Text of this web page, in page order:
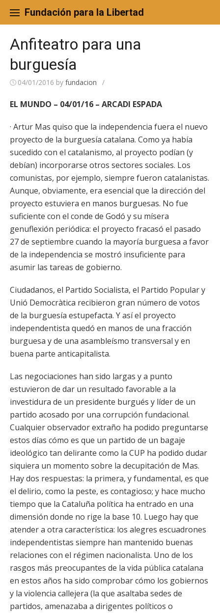
content
Fundación para la Libertad
Anfiteatro para una
burguesía
04/01/2016 by fundacion /
EL MUNDO – 04/01/16 – ARCADI ESPADA
· Artur Mas quiso que la independencia fuera el nuevo
proyecto de la burguesía catalana. Como ya había
sucedido con el catalanismo, al proyecto podían (y
debían) incorporarse otros sectores sociales. Los
comunistas, por ejemplo, siempre fueron catalanistas.
Aunque, obviamente, era esencial que la dirección del
proyecto estuviera en manos burguesas. No fue
suficiente con el conde de Godó y su mísera
genuflexión periódica: el proyecto fracasó el pasado
27 de septiembre cuando la mayoría burguesa a favor
de la independencia se mostró insuficiente para
asumir las tareas de gobierno.
Ciudadanos, el Partido Socialista, el Partido Popular y
Unió Democràtica recibieron gran número de votos
de la burguesía estupefacta. Y así el proyecto
independentista quedó en manos de una fracción
burguesa y de una asambleísmo transversal y en
buena parte anticapitalista.
Las negociaciones han sido largas y a punto
estuvieron de dar un resultado favorable a la
investidura de un presidente burgués y líder de un
partido acosado por una corrupción fundacional.
Cualquier observador extraño ha podido preguntarse
estos días cómo es que un partido de un bagaje
ideológico tan delirante como la CUP ha podido dudar
siquiera un momento sobre la decupitación de Mas.
Hay dos respuestas: la primera, y fundamental, es que
el delirio, como la peste, es contagioso; y hace mucho
tiempo que la Cataluña política ha entrado en una
dimensión donde no rige la base 10. Luego hay que
atender a otra característica: los alegres escuadrones
independentistas siempre han mantenido buenas
relaciones con el régimen nacionalista. Uno de los
rasgos más preocupantes de la vida pública catalana
en estos años ha sido comprobar cómo los gobiernos
y la violencia callejera (la que asaltaba sedes de
partidos, amenazaba a dirigentes políticos o